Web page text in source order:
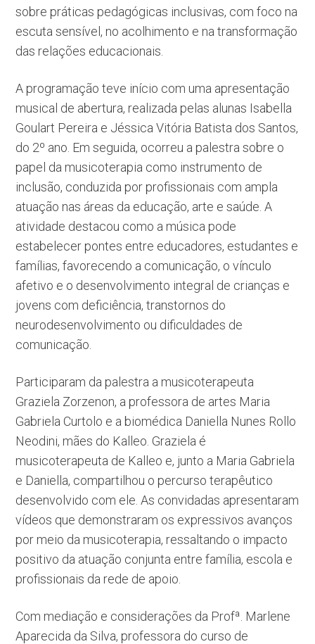
sobre práticas pedagógicas inclusivas, com foco na
escuta sensível, no acolhimento e na transformação
das relações educacionais.
A programação teve início com uma apresentação
musical de abertura, realizada pelas alunas Isabella
Goulart Pereira e Jéssica Vitória Batista dos Santos,
do 2º ano. Em seguida, ocorreu a palestra sobre o
papel da musicoterapia como instrumento de
inclusão, conduzida por profissionais com ampla
atuação nas áreas da educação, arte e saúde. A
atividade destacou como a música pode
estabelecer pontes entre educadores, estudantes e
famílias, favorecendo a comunicação, o vínculo
afetivo e o desenvolvimento integral de crianças e
jovens com deficiência, transtornos do
neurodesenvolvimento ou dificuldades de
comunicação.
Participaram da palestra a musicoterapeuta
Graziela Zorzenon, a professora de artes Maria
Gabriela Curtolo e a biomédica Daniella Nunes Rollo
Neodini, mães do Kalleo. Graziela é
musicoterapeuta de Kalleo e, junto a Maria Gabriela
e Daniella, compartilhou o percurso terapêutico
desenvolvido com ele. As convidadas apresentaram
vídeos que demonstraram os expressivos avanços
por meio da musicoterapia, ressaltando o impacto
positivo da atuação conjunta entre família, escola e
profissionais da rede de apoio.
Com mediação e considerações da Profª. Marlene
Aparecida da Silva, professora do curso de